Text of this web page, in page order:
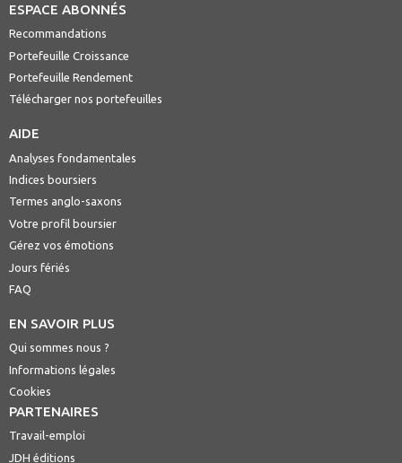
ESPACE ABONNÉS
Recommandations
Portefeuille Croissance
Portefeuille Rendement
Télécharger nos portefeuilles
AIDE
Analyses fondamentales
Indices boursiers
Termes anglo-saxons
Votre profil boursier
Gérez vos émotions
Jours fériés
FAQ
EN SAVOIR PLUS
Qui sommes nous ?
Informations légales
Cookies
PARTENAIRES
Travail-emploi
JDH éditions